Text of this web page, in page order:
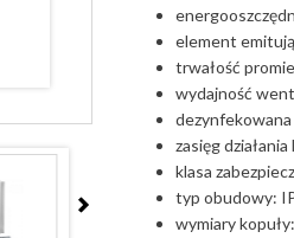
element
trwałość
wydajność
zasięg
klasa
typ obudowy:
wymiary